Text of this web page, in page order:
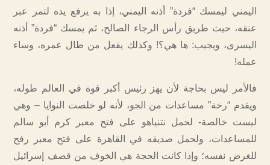
اليمني ليمسك “فردة” أذنه اليمني، إذا به يرفع يده لتمر عبر
عنقه، حيث طريق رأس الرجاء الصالح، ثم يمسك “فردة” أذنه
اليسرى، ويجيب: ها هي؟! وكذلك يفعل من طال عمره، وساء
عمله!
فالأمر ليس بحاجة لأن يهز رئيس أكبر قوة في العالم طوله،
ويقدم “رخة” مساعدات من الجو، لأنه لو خلصت النوايا – وهي
ليست خالصة- لحمل نتنياهو على فتح معبر كرم أبو سالم
للمساعدات، ولحمل صديقه في القاهرة على فتح معبر رفح
للغرض نفسه؛ وإذا كانت الحجة هي الخوف من قصف إسرائيل